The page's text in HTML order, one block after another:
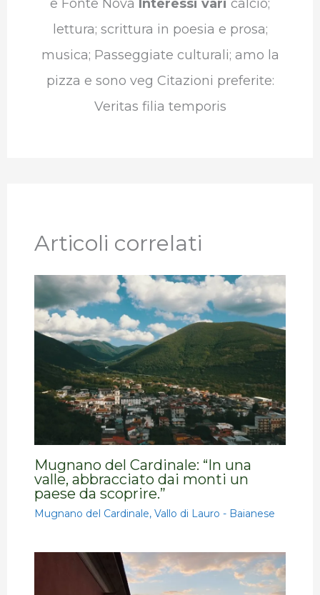
e Fonte Nova Interessi vari calcio;
lettura; scrittura in poesia e prosa;
musica; Passeggiate culturali; amo la
pizza e sono veg Citazioni preferite:
Veritas filia temporis
Articoli correlati
Mugnano del Cardinale: “In una
valle, abbracciato dai monti un
paese da scoprire.”
Mugnano del Cardinale,Vallo di Lauro - Baianese